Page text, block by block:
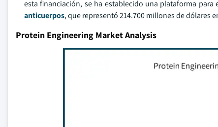
esta financiación, se ha establecido una plataforma
anticuerpos, que representó 214.700 millones de dólares
Protein Engineering Market Analysis